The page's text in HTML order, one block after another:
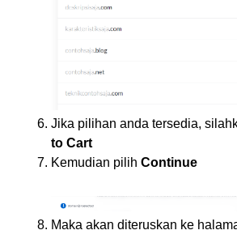
Jika pilihan anda tersedia,
to Cart
Kemudian pilih Continue
Maka akan diteruskan ke